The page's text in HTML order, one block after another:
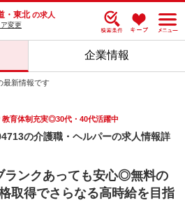
・東北 の求人
変更
企業情報
最新情報です
育体制充実◎30代・40代活躍中
の介護職・ヘルパーの求人情報詳
ランクあっても安心◎無料の
取得でさらなる高時給を目指